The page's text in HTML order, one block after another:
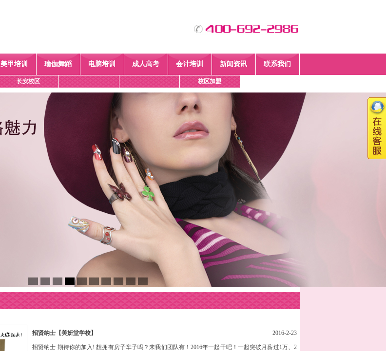
美甲培训 瑜伽舞蹈 电脑培训 成人高考 会计培训 新闻资讯 联系我们
长安校区 校区加盟
招贤纳士【美妍堂学校】 2016-2-23
招贤纳士 期待你的加入! 想拥有房子车子吗？来我们团队有！2016年一起干吧！一起突破月薪过1万、2